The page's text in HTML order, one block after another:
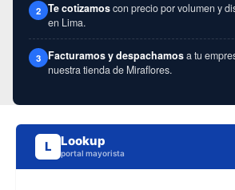
2 Te cotizamoscon precio por volumen y
en Lima.
3 Facturamos y despachamosa tu
nuestra tienda de Miraflores.
L Lookup
portal mayorista